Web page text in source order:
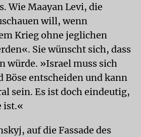
Wie Maayan Levi, die
will, wenn
Krieg ohne jeglichen
Sie wünscht sich, dass
würde. »Israel muss sich
Böse entscheiden und kann
sein. Es ist doch eindeutig,
ist.«
auf die Fassade des